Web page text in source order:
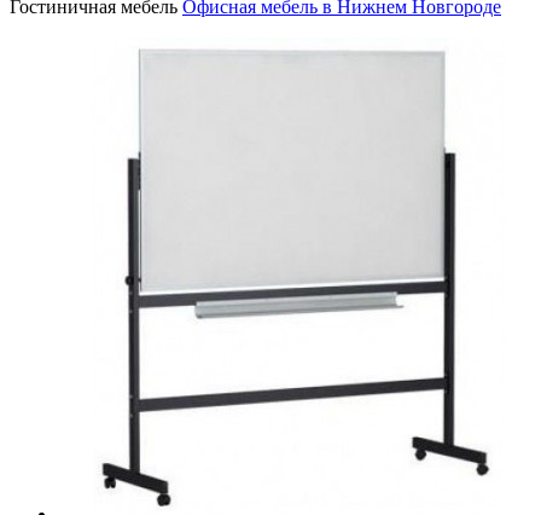
Гостиничная мебель Офисная мебель в Нижнем Новгороде